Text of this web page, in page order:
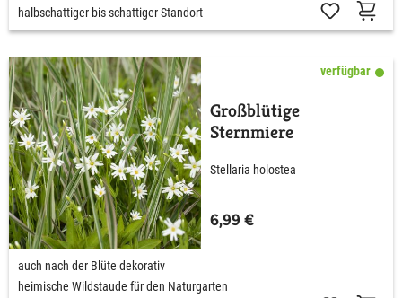
halbschattiger bis schattiger Standort
verfügbar
Großblütige
Sternmiere
Stellaria holostea
6,99 €
auch nach der Blüte dekorativ
heimische Wildstaude für den Naturgarten